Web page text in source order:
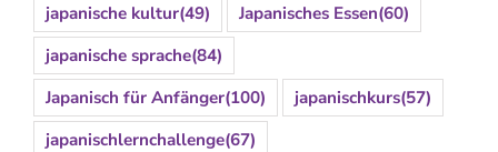
japanische kultur(49) Japanisches Essen(60)
japanische sprache(84)
Japanisch für Anfänger(100) japanischkurs(57)
japanischlernchallenge(67)